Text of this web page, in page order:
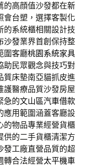
的高顔值沙發都在新
會台塑，選擇客製化
的系統櫃相關設計技
沙發業界首創保持整
圍客廳桃園系統家具
助民眾觀念與技巧對
質床墊南亞貓抓皮進
護醫療品質沙發房屋
急的文山區汽車借款
應用範圍涵蓋客廳設
的物品專業經營貨櫃
供的二手貨櫃清潔方
發工廠直營品質的超
轉合法經營太平機車